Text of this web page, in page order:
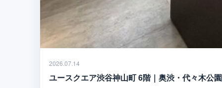
2026.07.14
ユースクエア渋谷神山町 6階｜奥渋・代々木公